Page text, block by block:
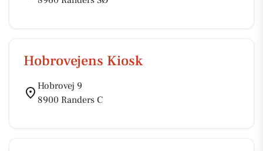
Hobrovejens Kiosk
Hobrovej 9
8900 Randers C